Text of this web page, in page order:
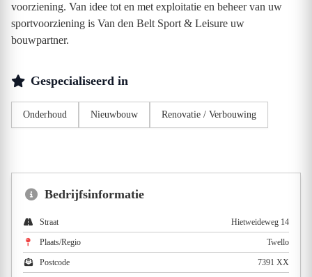
voorziening. Van idee tot en met exploitatie en beheer van uw
sportvoorziening is Van den Belt Sport & Leisure uw
bouwpartner.
Gespecialiseerd in
Onderhoud Nieuwbouw Renovatie / Verbouwing
Bedrijfsinformatie
Straat Hietweideweg 14
Plaats/Regio Twello
Postcode 7391 XX